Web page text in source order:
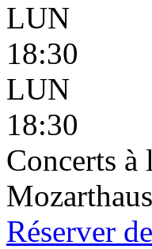
LUN
18:30
LUN
18:30
Concerts
Réserver